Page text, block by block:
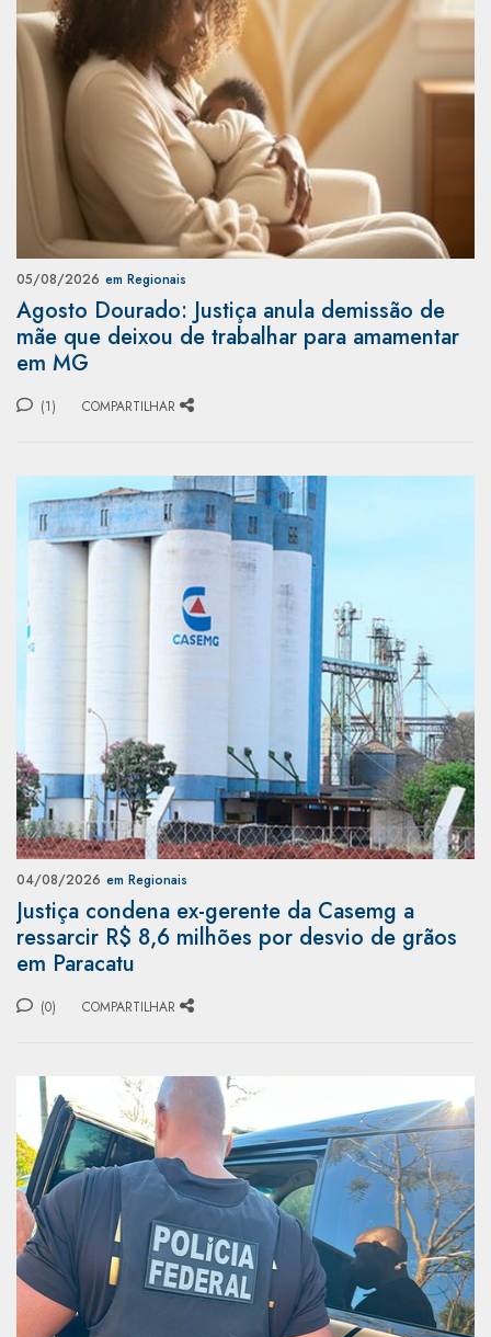
05/08/2026 em Regionais
Agosto Dourado: Justiça anula demissão de
mãe que deixou de trabalhar para amamentar
em MG
(1) COMPARTILHAR
04/08/2026 em Regionais
Justiça condena ex-gerente da Casemg a
ressarcir R$ 8,6 milhões por desvio de grãos
em Paracatu
(0) COMPARTILHAR